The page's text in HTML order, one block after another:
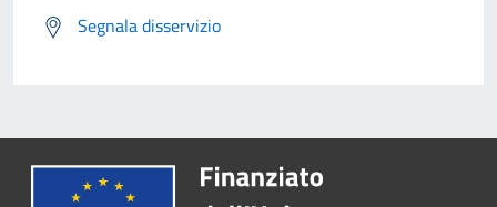
Segnala disservizio